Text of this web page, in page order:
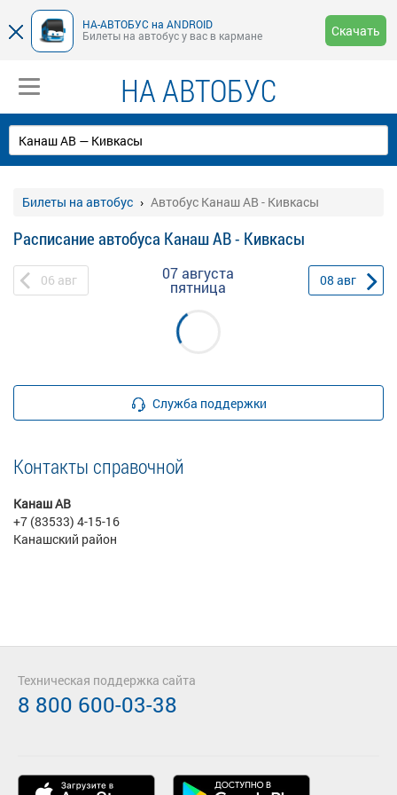
НА-АВТОБУС на ANDROID
Билеты на автобус у вас в кармане
Скачать
НА АВТОБУС
Билеты на автобус Автобус Канаш АВ - Кивкасы
Расписание автобуса Канаш АВ - Кивкасы
06 авг 07 августа
пятница 08 авг
Служба поддержки
Контакты справочной
Канаш АВ
+7 (83533) 4-15-16
Канашский район
Техническая поддержка сайта
8 800 600-03-38